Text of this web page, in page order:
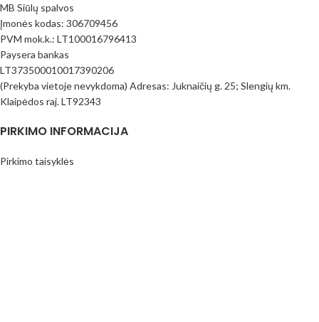
MB Siūlų spalvos
Įmonės kodas: 306709456
PVM mok.k.: LT100016796413
Paysera bankas
LT373500010017390206
(Prekyba vietoje nevykdoma) Adresas: Juknaičių g. 25; Slengių km.
Klaipėdos raj. LT92343
PIRKIMO INFORMACIJA
Pirkimo taisyklės